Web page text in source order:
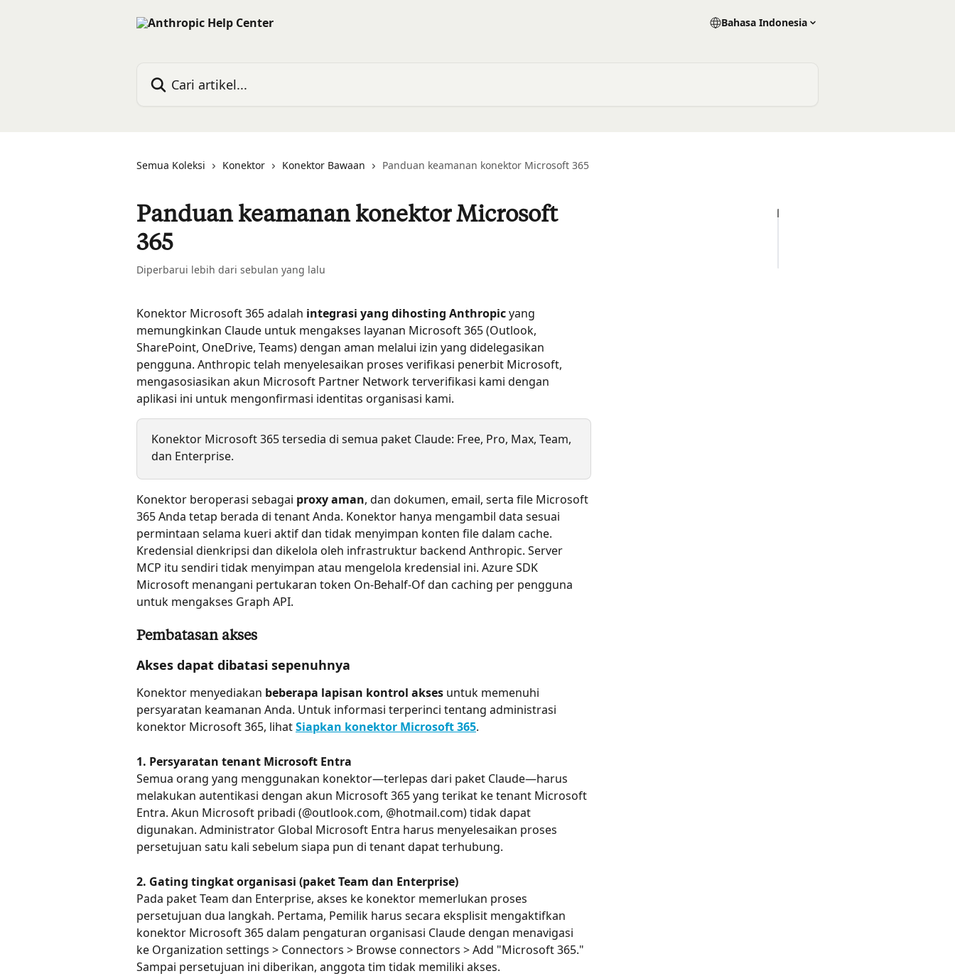
Bahasa Indonesia
Semua Koleksi Konektor Konektor Bawaan Panduan keamanan konektor Microsoft 365
Panduan keamanan konektor Microsoft
365
Diperbarui lebih dari sebulan yang lalu
Konektor Microsoft 365 adalah integrasi yang dihosting Anthropic yang
memungkinkan Claude untuk mengakses layanan Microsoft 365 (Outlook,
SharePoint, OneDrive, Teams) dengan aman melalui izin yang didelegasikan
pengguna. Anthropic telah menyelesaikan proses verifikasi penerbit Microsoft,
mengasosiasikan akun Microsoft Partner Network terverifikasi kami dengan
aplikasi ini untuk mengonfirmasi identitas organisasi kami.
Konektor Microsoft 365 tersedia di semua paket Claude: Free, Pro, Max, Team,
dan Enterprise.
Konektor beroperasi sebagai proxy aman, dan dokumen, email, serta file Microsoft
365 Anda tetap berada di tenant Anda. Konektor hanya mengambil data sesuai
permintaan selama kueri aktif dan tidak menyimpan konten file dalam cache.
Kredensial dienkripsi dan dikelola oleh infrastruktur backend Anthropic. Server
MCP itu sendiri tidak menyimpan atau mengelola kredensial ini. Azure SDK
Microsoft menangani pertukaran token On-Behalf-Of dan caching per pengguna
untuk mengakses Graph API.
Pembatasan akses
Akses dapat dibatasi sepenuhnya
Konektor menyediakan beberapa lapisan kontrol akses untuk memenuhi
persyaratan keamanan Anda. Untuk informasi terperinci tentang administrasi
konektor Microsoft 365, lihat Siapkan konektor Microsoft 365.
1. Persyaratan tenant Microsoft Entra
Semua orang yang menggunakan konektor—terlepas dari paket Claude—harus
melakukan autentikasi dengan akun Microsoft 365 yang terikat ke tenant Microsoft
Entra. Akun Microsoft pribadi (@outlook.com, @hotmail.com) tidak dapat
digunakan. Administrator Global Microsoft Entra harus menyelesaikan proses
persetujuan satu kali sebelum siapa pun di tenant dapat terhubung.
2. Gating tingkat organisasi (paket Team dan Enterprise)
Pada paket Team dan Enterprise, akses ke konektor memerlukan proses
persetujuan dua langkah. Pertama, Pemilik harus secara eksplisit mengaktifkan
konektor Microsoft 365 dalam pengaturan organisasi Claude dengan menavigasi
ke Organization settings > Connectors > Browse connectors > Add "Microsoft 365."
Sampai persetujuan ini diberikan, anggota tim tidak memiliki akses.